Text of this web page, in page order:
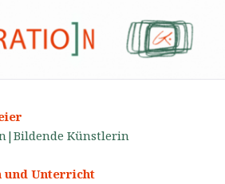
Künstlerin
Unterricht